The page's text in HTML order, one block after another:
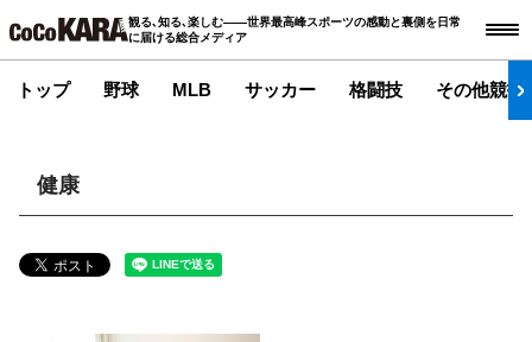
観る､知る､楽しむ――世界最高峰スポーツの感動と裏側を日常
に届ける総合メディア
トップ 野球 MLB サッカー 格闘技 その他競技
健康